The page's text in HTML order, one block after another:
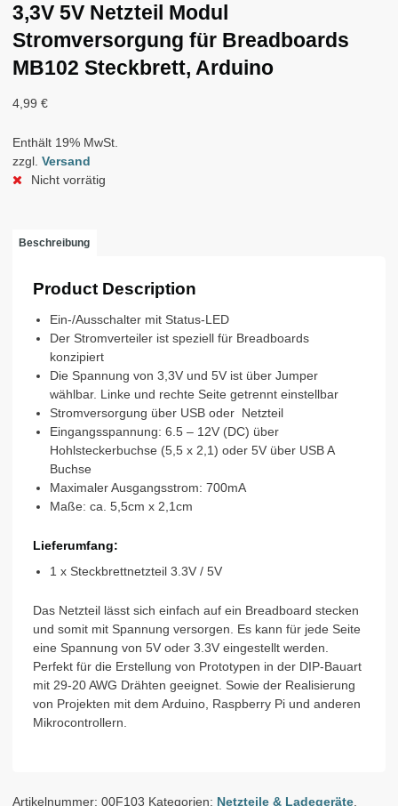
3,3V 5V Netzteil Modul
Stromversorgung für Breadboards
MB102 Steckbrett, Arduino
4,99 €
Enthält 19% MwSt.
zzgl. Versand
Nicht vorrätig
Beschreibung
Product Description
Ein-/Ausschalter mit Status-LED
Der Stromverteiler ist speziell für Breadboards
konzipiert
Die Spannung von 3,3V und 5V ist über Jumper
wählbar. Linke und rechte Seite getrennt einstellbar
Stromversorgung über USB oder Netzteil
Eingangsspannung: 6.5 – 12V (DC) über
Hohlsteckerbuchse (5,5 x 2,1) oder 5V über USB A
Buchse
Maximaler Ausgangsstrom: 700mA
Maße: ca. 5,5cm x 2,1cm
Lieferumfang:
1 x Steckbrettnetzteil 3.3V / 5V
Das Netzteil lässt sich einfach auf ein Breadboard stecken
und somit mit Spannung versorgen. Es kann für jede Seite
eine Spannung von 5V oder 3.3V eingestellt werden.
Perfekt für die Erstellung von Prototypen in der DIP-Bauart
mit 29-20 AWG Drähten geeignet. Sowie der Realisierung
von Projekten mit dem Arduino, Raspberry Pi und anderen
Mikrocontrollern.
Artikelnummer: 00F103 Kategorien: Netzteile & Ladegeräte